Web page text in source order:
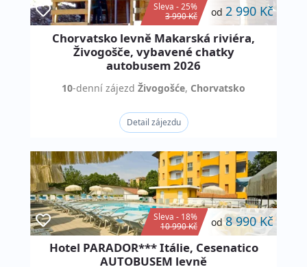
Sleva - 25%
3 990 Kč
od 2 990 Kč
Chorvatsko levně Makarská riviéra,
Živogošče, vybavené chatky
autobusem 2026
10-denní zájezd Živogošće, Chorvatsko
Detail zájezdu
Sleva - 18%
10 990 Kč
od8 990 Kč
Hotel PARADOR*** Itálie, Cesenatico
AUTOBUSEM levně